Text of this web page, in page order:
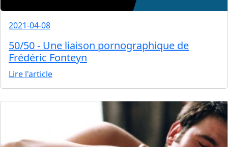
2021-04-08
50/50 - Une liaison pornographique de
Frédéric Fonteyn
Lire l'article